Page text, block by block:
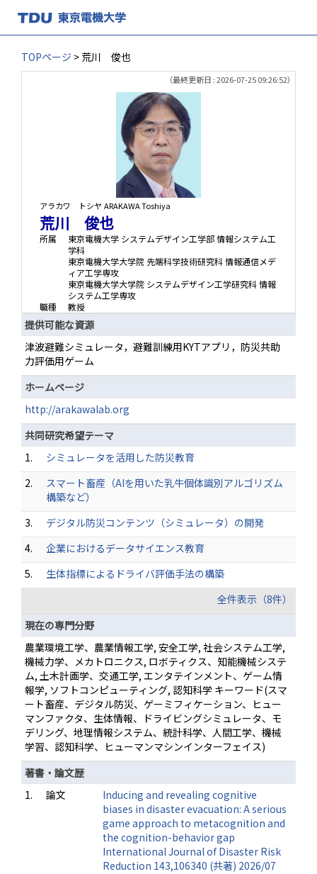
TOPページ > 荒川 俊也
（最終更新日 : 2026-07-25 09:26:52）
アラカワ トシヤ ARAKAWA Toshiya
荒川 俊也
所属
東京電機大学 システムデザイン工学部 情報システム工
学科
東京電機大学大学院 先端科学技術研究科 情報通信メデ
ィア工学専攻
東京電機大学大学院 システムデザイン工学研究科 情報
システム工学専攻
職種
教授
提供可能な資源
津波避難シミュレータ，避難訓練用KYTアプリ，防災共助
力評価用ゲーム
ホームページ
http://arakawalab.org
共同研究希望テーマ
1.
シミュレータを活用した防災教育
2.
スマート畜産（AIを用いた乳牛個体識別アルゴリズム
構築など）
3.
デジタル防災コンテンツ（シミュレータ）の開発
4.
企業におけるデータサイエンス教育
5.
生体指標によるドライバ評価手法の構築
全件表示（8件）
現在の専門分野
農業環境工学、農業情報工学, 安全工学, 社会システム工学,
機械力学、メカトロニクス, ロボティクス、知能機械システ
ム, 土木計画学、交通工学, エンタテインメント、ゲーム情
報学, ソフトコンピューティング, 認知科学 キーワード(スマ
ート畜産、デジタル防災、ゲーミフィケーション、ヒュー
マンファクタ、生体情報、ドライビングシミュレータ、モ
デリング、地理情報システム、統計科学、人間工学、機械
学習、認知科学、ヒューマンマシンインターフェイス)
著書・論文歴
1.
論文
Inducing and revealing cognitive
biases in disaster evacuation: A serious
game approach to metacognition and
the cognition-behavior gap
International Journal of Disaster Risk
Reduction 143,106340 (共著) 2026/07